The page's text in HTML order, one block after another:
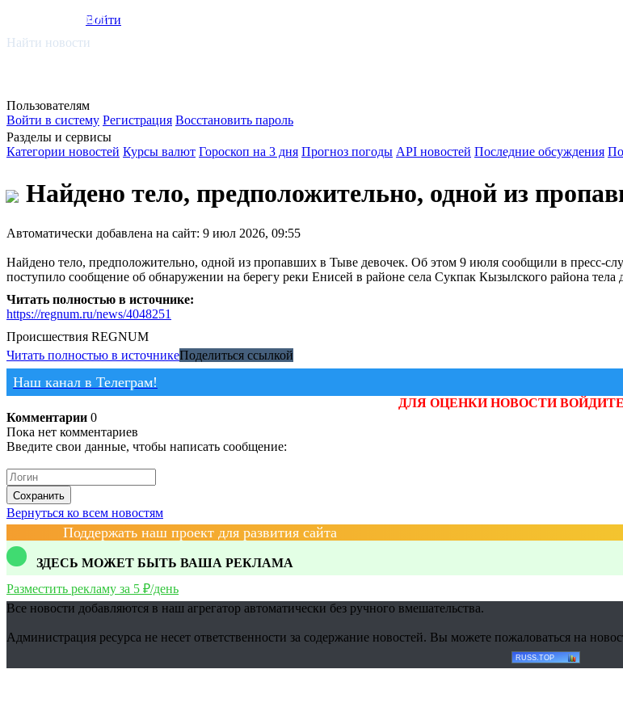
smi.mobi
Войти
Найти новости
Пользователям
Войти в систему Регистрация Восстановить пароль
Разделы и сервисы
Категории новостей Курсы валют Гороскоп на 3 дня Прогноз погоды API новостей Последние обсуждения
Найдено тело, предположительно, одной из
Автоматически добавлена на сайт: 9 июл 2026, 09:55
Найдено тело, предположительно, одной из пропавших в Тыве девочек. Об этом 9 июля сообщили в пресс-
поступило сообщение об обнаружении на берегу реки Енисей в районе села Сукпак Кызылского района тела
Читать полностью в источнике:
https://regnum.ru/news/4048251
Происшествия REGNUM
Читать полностью в источникеПоделиться ссылкой
Наш канал в Телеграм!
ДЛЯ ОЦЕНКИ НОВОСТИ
Комментарии 0
Пока нет комментариев
Введите свои данные, чтобы написать сообщение:
Сохранить
Вернуться ко всем новостям
Поддержать наш проект для развития сайта
ЗДЕСЬ МОЖЕТ БЫТЬ ВАША РЕКЛАМА
Разместить рекламу за 5 ₽/день
Все новости добавляются в наш агрегатор автоматически без ручного вмешательства.
Администрация ресурса не несет ответственности за содержание новостей. Вы можете пожаловаться на